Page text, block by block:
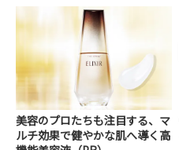
美容のプロたちも注目する、マ
ルチ効果で健やかな肌へ導く高